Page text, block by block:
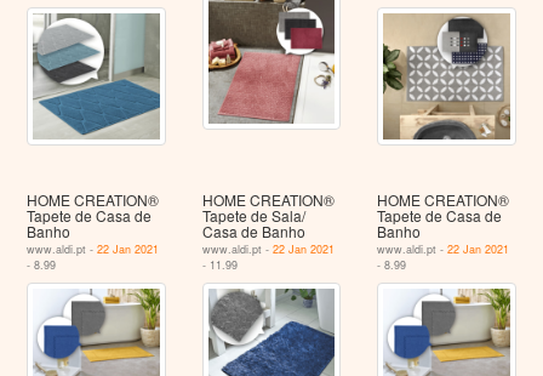
HOME CREATION®
Tapete de Casa de
Banho
www.aldi.pt -22 Jan 2021
- 8.99
HOME CREATION®
Tapete de Sala/
Casa de Banho
www.aldi.pt - 22 Jan 2021
- 11.99
HOME CREATION®
Tapete de Casa de
Banho
www.aldi.pt -22 Jan 2021
- 8.99